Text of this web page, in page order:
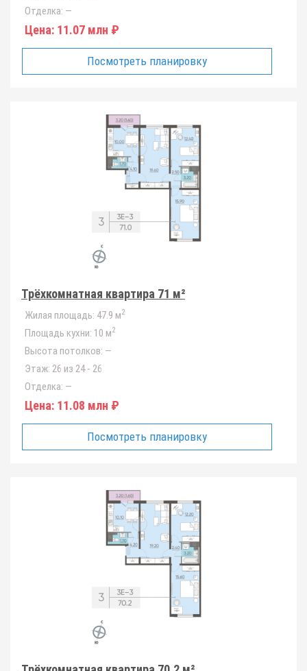
Отделка: —
Цена: 11.07 млн ₽
Посмотреть планировку
Трёхкомнатная квартира 71 м²
Жилая площадь: 47.9 м2
Площадь кухни: 10 м2
Высота потолков: —
Этаж: 26 из 24 - 26
Отделка: —
Цена: 11.08 млн ₽
Посмотреть планировку